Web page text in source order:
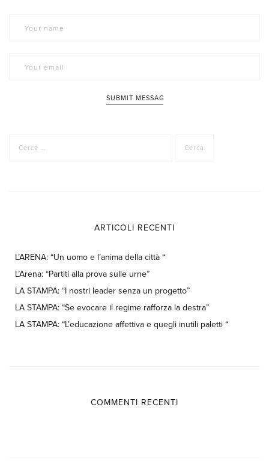
per:
ARTICOLI RECENTI
L’ARENA: “Un uomo e l’anima della città “
L’Arena: “Partiti alla prova sulle urne”
LA STAMPA: “I nostri leader senza un progetto”
LA STAMPA: “Se evocare il regime rafforza la destra”
LA STAMPA: “L’educazione affettiva e quegli inutili paletti “
COMMENTI RECENTI